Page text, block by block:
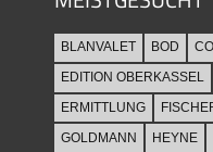
BLANVALET BOD
EDITION OBERKASSEL
ERMITTLUNG
GOLDMANN
HEYNE